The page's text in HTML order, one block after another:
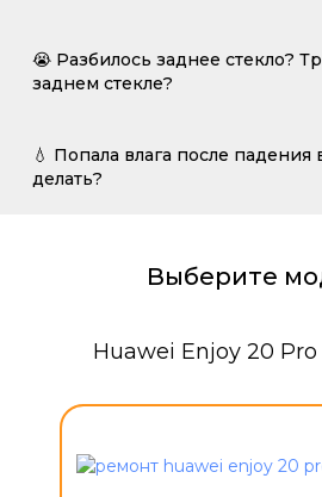
😭 Разбилось заднее стекло?
заднем стекле?
💧 Попала влага после падения
делать?
Выберите
Huawei Enjoy 20